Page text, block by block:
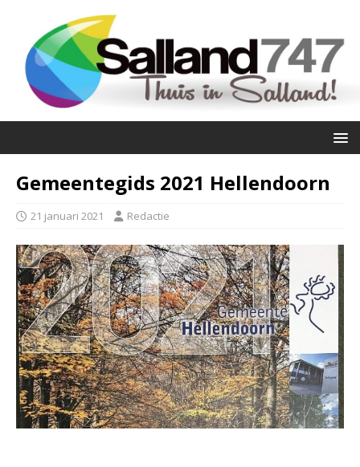
Gemeentegids 2021 Hellendoorn
21 januari 2021 Redactie